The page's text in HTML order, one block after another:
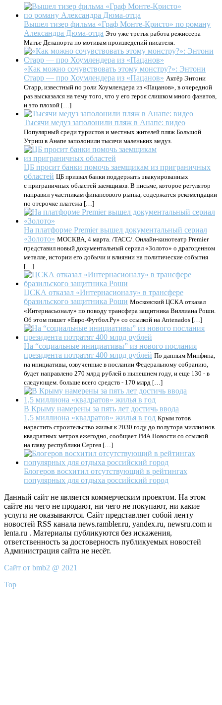
Вышел тизер фильма «Граф Монте-Кристо» по роману
Александра Дюма-отца Это уже третья работа режиссера
Матье Делапорта по мотивам произведений писателя.
«Как можно сочувствовать этому монстру?»: Энтони
Старр — про Хоумлендера из «Пацанов» Актёр Энтони
Старр, известный по роли Хоумлендера из «Пацанов», в очередной
раз высказался на тему того, что у его героя слишком много фанатов,
и это плохой […]
Тысячи медуз заполонили пляж в Анапе: видео
Популярный среди туристов и местных жителей пляж Большой
Утриш в Анапе заполонили тысячи маленьких медуз.
ЦБ просит банки помочь заемщикам из приграничных
областей ЦБ призвал банки поддержать эвакуированных
с приграничных областей заемщиков. В письме, которое регулятор
направил участникам финансового рынка, содержатся рекомендации
по отсрочке платежа […]
На платформе Premier вышел документальный сериал
«Золото» МОСКВА, 4 марта. /ТАСС/. Онлайн-кинотеатр Premier
представил новый документальный сериал «Золото» о драгоценном
металле, истории его добычи и влиянии на политические события
[…]
ЦСКА отказал «Интернасионалу» в трансфере
бразильского защитника Роши Московский ЦСКА отказал
«Интернасьоналу» по поводу трансфера защитника Виллиана Роши.
Об этом пишет «Евро-Футбол.Ру» со ссылкой на Antenados […]
На “социальные инициативы” из нового послания
президента потратят 400 млрд рублей По данным Минфина,
на инициативы, озвученные в послании Федеральному собранию,
будет направлено 270 млрд рублей в нынешнем году, и еще 130 - в
следующем. больше всего средств - 170 млрд […]
В Крыму намерены за пять лет достичь ввода
1,5 миллиона «квадратов» жилья в год Крым готов
нарастить строительство жилья к 2030 году до полутора миллионов
квадратных метров ежегодно, сообщает РИА Новости со ссылкой
на главу республики Сергея […]
Блогеров восхитил отсутствующий в рейтингах
популярных для отдыха российский город
Данный сайт не является коммерческим проектом. На этом
сайте ни чего не продают, ни чего не покупают, ни какие
услуги не оказываются. Сайт представляет собой ленту
новостей RSS канала news.rambler.ru, yandex.ru, newsru.com и
lenta.ru . Материалы публикуются без искажения,
ответственность за достоверность публикуемых новостей
Администрация сайта не несёт.
Сайт от bmb2 @ 2021
Top